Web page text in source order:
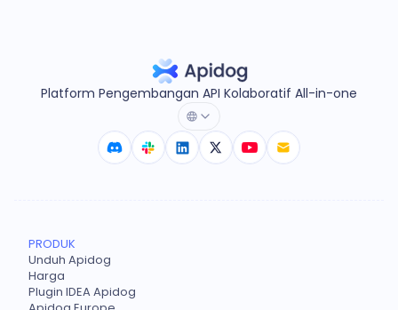
Platform Pengembangan API Kolaboratif All-in-one
PRODUK
Unduh Apidog
Harga
Plugin IDEA Apidog